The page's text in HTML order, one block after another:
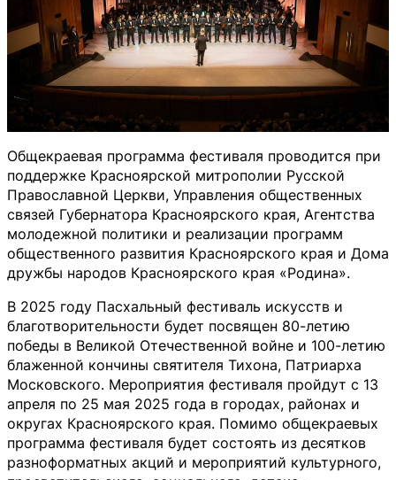
Общекраевая программа фестиваля проводится при
поддержке Красноярской митрополии Русской
Православной Церкви, Управления общественных
связей Губернатора Красноярского края, Агентства
молодежной политики и реализации программ
общественного развития Красноярского края и Дома
дружбы народов Красноярского края «Родина».
В 2025 году Пасхальный фестиваль искусств и
благотворительности будет посвящен 80-летию
победы в Великой Отечественной войне и 100-летию
блаженной кончины святителя Тихона, Патриарха
Московского. Мероприятия фестиваля пройдут с 13
апреля по 25 мая 2025 года в городах, районах и
округах Красноярского края. Помимо общекраевых
программа фестиваля будет состоять из десятков
разноформатных акций и мероприятий культурного,